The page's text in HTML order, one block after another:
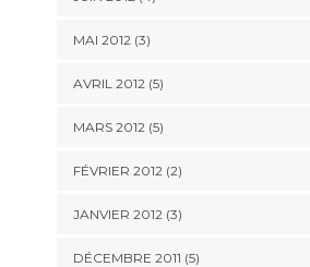
MAI 2012(3)
AVRIL 2012(5)
MARS 2012(5)
FÉVRIER 2012(2)
JANVIER 2012(3)
DÉCEMBRE 2011 (5)